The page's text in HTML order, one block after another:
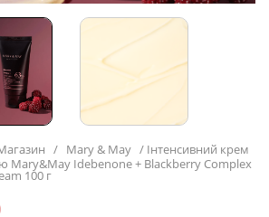
/ Mary & May / Інтенсивний крем
Mary&May Idebenone + Blackberry Complex
100 г